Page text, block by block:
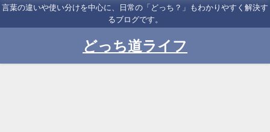
言葉の違いや使い分けを中心に、日常の「どっち？」もわかりやすく解決す
るブログです。
どっち道ライフ